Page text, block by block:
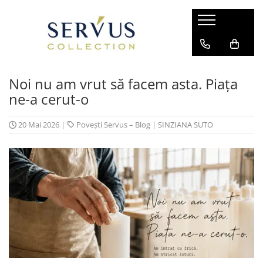
Noi nu am vrut să facem asta. Piața
ne-a cerut-o
20 Mai 2026 | Povești Servus – Blog | SINZIANA SUTO